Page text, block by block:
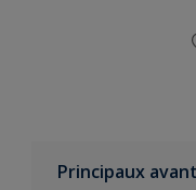
Principaux